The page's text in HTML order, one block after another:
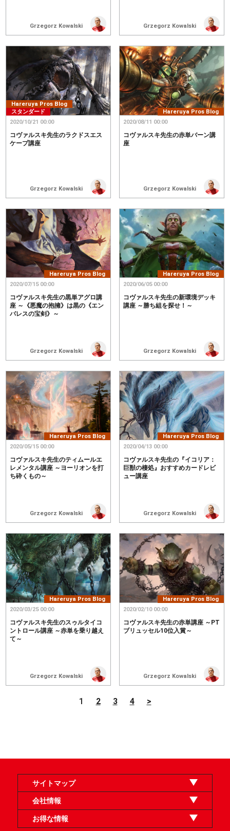
Grzegorz Kowalski Grzegorz Kowalski
Hareruya Pros Blog
スタンダード
Grzegorz Kowalski
コヴァルスキ先生のラクドスエス
ケープ講座
2020/10/21 00:00
Hareruya Pros Blog
Grzegorz Kowalski
コヴァルスキ先生の赤単バーン講
座
2020/08/11 00:00
Hareruya Pros Blog
Grzegorz Kowalski
コヴァルスキ先生の黒単アグロ講
座 ～《悪魔の抱擁》は黒の《エン
バレスの宝剣》～
2020/07/15 00:00
Hareruya Pros Blog
Grzegorz Kowalski
コヴァルスキ先生の新環境デッキ
講座 ～勝ち組を探せ！～
2020/06/05 00:00
Hareruya Pros Blog
Grzegorz Kowalski
コヴァルスキ先生のティムールエ
レメンタル講座 ～ヨーリオンを打
ち砕くもの～
2020/05/15 00:00
Hareruya Pros Blog
Grzegorz Kowalski
コヴァルスキ先生の『イコリア：
巨獣の棲処』おすすめカードレビ
ュー講座
2020/04/13 00:00
Hareruya Pros Blog
Grzegorz Kowalski
コヴァルスキ先生のスゥルタイコ
ントロール講座 ～赤単を乗り越え
て～
2020/03/25 00:00
Hareruya Pros Blog
Grzegorz Kowalski
コヴァルスキ先生の赤単講座 ～PT
ブリュッセル10位入賞～
2020/02/10 00:00
1 2 3 4 >
サイトマップ
オンラインショップ
買取
記事
選手一覧
デッキ検索
デッキ構築
イベント・大会
店舗のご案内
お問い合わせ
ヘルプ
FAQ
会社情報
利用規約
スタッフ募集
特定商取引法表示
個人情報保護方針
企業情報
お得な情報